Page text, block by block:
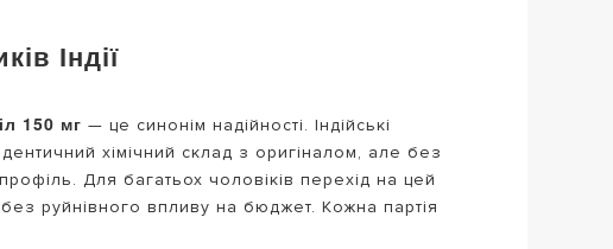
Індії
150 мг — це синонім надійності. Індійські
хімічний склад з оригіналом, але без
Для багатьох чоловіків перехід на цей
руйнівного впливу на бюджет. Кожна партія